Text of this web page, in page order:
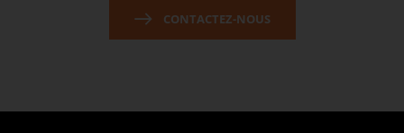
CONTACTEZ-NOUS